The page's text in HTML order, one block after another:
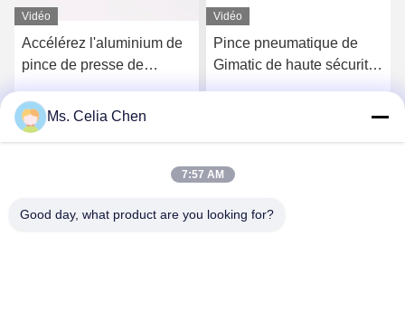
Vidéo
Accélérez l'aluminium de
pince de presse de
acier avec la boule de
pivot
Vidéo
Pince pneumatique de
Gimatic de haute sécurité,
Ms. Celia Chen
7:57 AM
Good day, what product are you looking for?